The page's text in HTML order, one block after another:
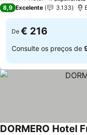
5 Estrelas
8,9 Excelente 3.133
De € 216
Consulte os preços de
DORMERO Hotel